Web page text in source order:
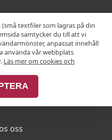
oss
textfiler som lagras på din
samtycker du till att vi
anpassat innehåll
använda vår webbplats
Läs mer om cookies och